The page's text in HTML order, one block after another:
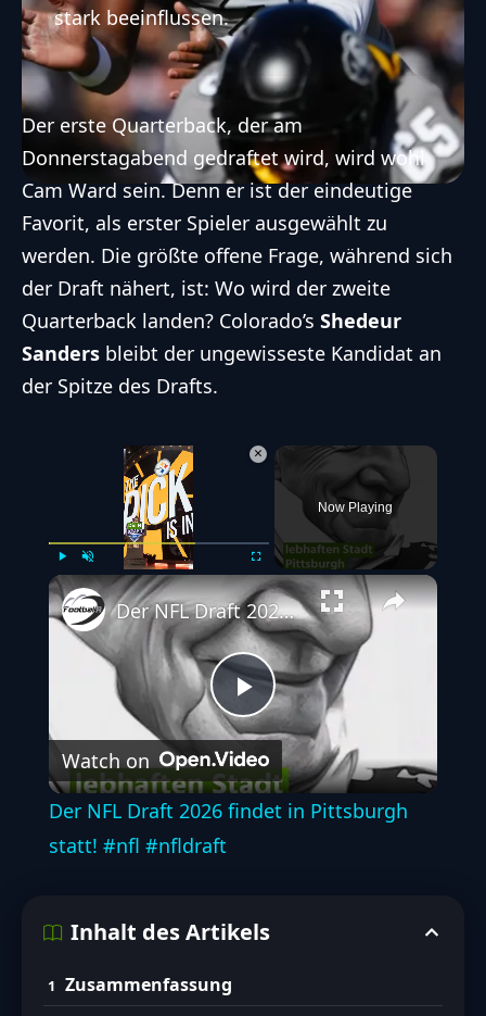
stark beeinflussen.
Der erste Quarterback, der am
Donnerstagabend gedraftet wird, wird wohl
Cam Ward sein. Denn er ist der eindeutige
Favorit, als erster Spieler ausgewählt zu
werden. Die größte offene Frage, während sich
der Draft nähert, ist: Wo wird der zweite
Quarterback landen? Colorado’s Shedeur
Sanders bleibt der ungewisseste Kandidat an
der Spitze des Drafts.
×
Play Unmute Fullscreen
Now Playing
Play
Video
Der NFL Draft 2026 findet in Pittsburgh statt! #nfl #nfldraft
Watch on
Der NFL Draft 2026 findet in Pittsburgh
statt! #nfl #nfldraft
Inhalt des Artikels
Zusammenfassung